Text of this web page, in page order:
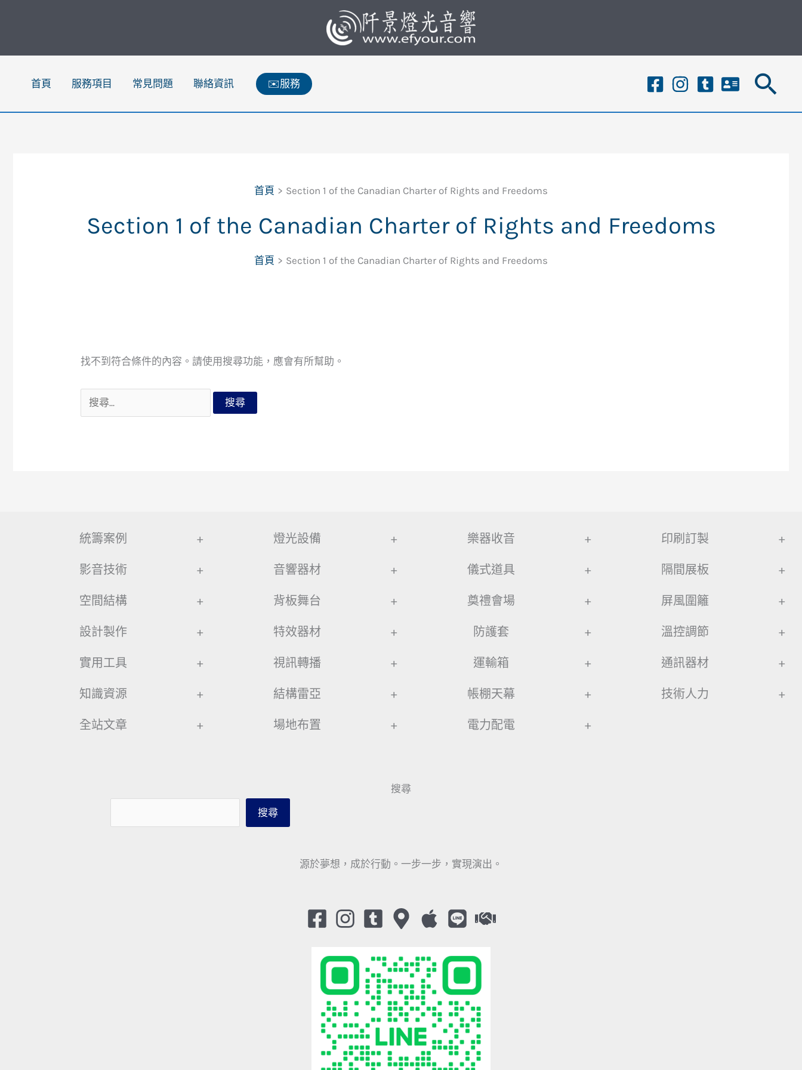
首頁 服務項目 常見問題 聯絡資訊 ✉️服務
搜
首頁 Section 1 of the Canadian Charter of Rights and Freedoms
Section 1 of the Canadian Charter of Rights and Freedoms
首頁 Section 1 of the Canadian Charter of Rights and Freedoms
找不到符合條件的內容。請使用搜尋功能，應會有所幫助。
搜
尋
統籌案例 +
影音技術 +
空間結構 +
設計製作 +
實用工具 +
知識資源 +
全站文章 +
燈光設備 +
音響器材 +
背板舞台 +
特效器材 +
視訊轉播 +
結構雷亞 +
場地布置 +
樂器收音 +
儀式道具 +
奠禮會場 +
防護套 +
運輸箱 +
帳棚天幕 +
電力配電 +
印刷訂製 +
隔間展板 +
屏風圍籬 +
溫控調節 +
通訊器材 +
技術人力 +
搜尋
搜尋
源於夢想，成於行動。一步一步，實現演出。